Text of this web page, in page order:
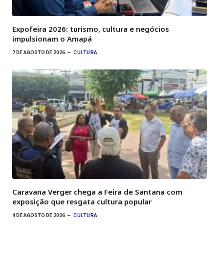
Expofeira 2026: turismo, cultura e negócios
impulsionam o Amapá
7 DE AGOSTO DE 2026 CULTURA
Caravana Verger chega a Feira de Santana com
exposição que resgata cultura popular
4 DE AGOSTO DE 2026 CULTURA